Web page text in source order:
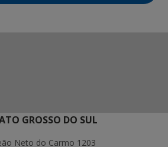
GROSSO DO SUL
Neto do Carmo 1203